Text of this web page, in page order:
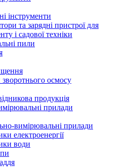
інструменти
та зарядні пристрої для
і садової техніки
пили
осмосу
продукція
прилади
вимірювальні прилади
електроенергії
води